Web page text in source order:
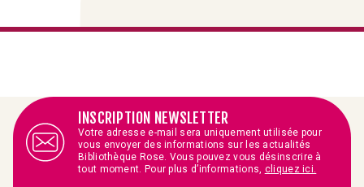
INSCRIPTION NEWSLETTER
Votre adresse e-mail sera uniquement utilisée pour
vous envoyer des informations sur les actualités
Bibliothèque Rose. Vous pouvez vous désinscrire à
tout moment. Pour plus d’informations, cliquez ici.